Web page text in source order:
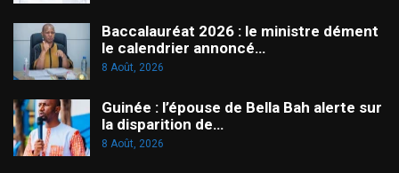
Baccalauréat 2026 : le ministre dément
le calendrier annoncé…
8 Août, 2026
Guinée : l’épouse de Bella Bah alerte sur
la disparition de…
8 Août, 2026